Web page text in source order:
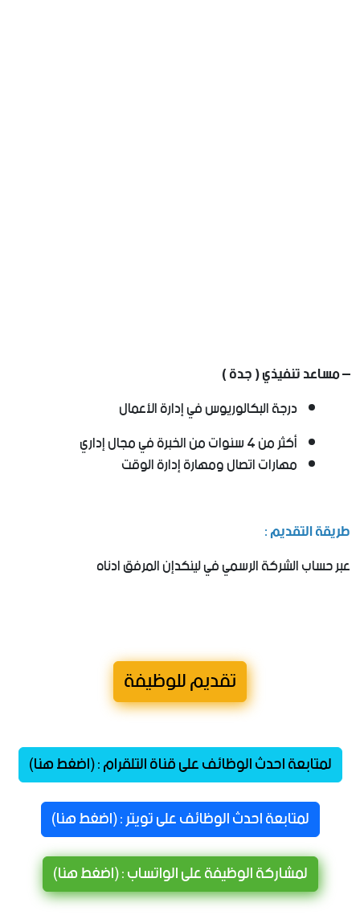
– مساعد تنفيذي ( جدة )
درجة البكالوريوس في إدارة الأعمال
أكثر من 4 سنوات من الخبرة في مجال إداري
مهارات اتصال ومهارة إدارة الوقت
طريقة التقديم :
عبر حساب الشركة الرسمي في لينكدإن المرفق ادناه
تقديم للوظيفة
لمتابعة احدث الوظائف على قناة التلقرام : (اضغط هنا)
لمتابعة احدث الوظائف على تويتر : (اضغط هنا)
لمشاركة الوظيفة على الواتساب : (اضغط هنا)